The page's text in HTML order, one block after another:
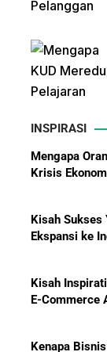
INSPIRASI
Kisah Sukses
Kisah
Kenapa
Kiat Charles